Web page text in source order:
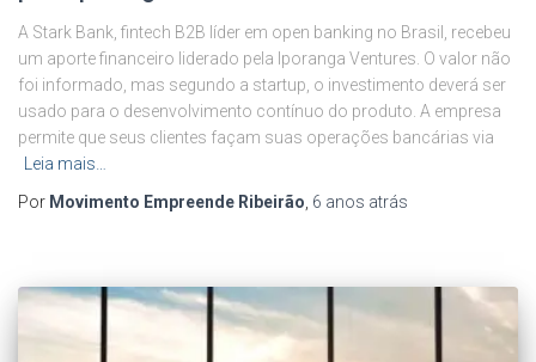
A Stark Bank, fintech B2B líder em open banking no Brasil, recebeu
um aporte financeiro liderado pela Iporanga Ventures. O valor não
foi informado, mas segundo a startup, o investimento deverá ser
usado para o desenvolvimento contínuo do produto. A empresa
permite que seus clientes façam suas operações bancárias via
Leia mais…
Por Movimento Empreende Ribeirão 6 anos atrás